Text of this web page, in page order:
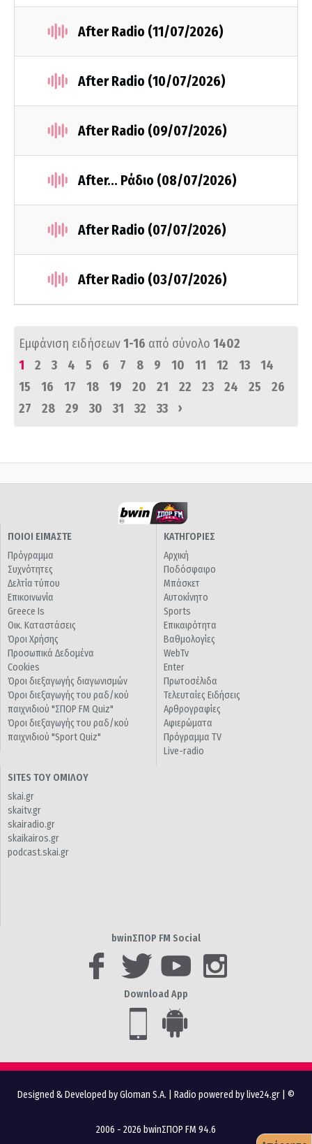
After Radio (11/07/2026)
After Radio (10/07/2026)
After Radio (09/07/2026)
After... Ράδιο (08/07/2026)
After Radio (07/07/2026)
After Radio (03/07/2026)
Εμφάνιση ειδήσεων1-16 από σύνολο 1402
1
2 3 4 5 6 7 8 9 10 11 12 13
14
15
16 17 18 19 20 21 22 23 24 25
26
27
28 29 30 31 32 33 ›
ΠΟΙΟΙ ΕΙΜΑΣΤΕ
Πρόγραμμα
Συχνότητες
Δελτία τύπου
Επικοινωνία
Greece Is
Οικ. Καταστάσεις
Όροι Χρήσης
Προσωπικά Δεδομένα
Cookies
Όροι διεξαγωγής διαγωνισμών
Όροι διεξαγωγής του ραδ/κού
παιχνιδιού "ΣΠΟΡ FM Quiz"
Όροι διεξαγωγής του ραδ/κού
παιχνιδιού "Sport Quiz"
ΚΑΤΗΓΟΡΙΕΣ
Αρχική
Ποδόσφαιρο
Μπάσκετ
Αυτοκίνητο
Sports
Επικαιρότητα
Βαθμολογίες
WebTv
Enter
Πρωτοσέλιδα
Τελευταίες Ειδήσεις
Αρθρογραφίες
Αφιερώματα
Πρόγραμμα TV
Live-radio
SITES ΤΟΥ ΟΜΙΛΟΥ
skai.gr
skaitv.gr
skairadio.gr
skaikairos.gr
podcast.skai.gr
bwinΣΠΟΡ FM Social
Download App
Designed & Developed by Gloman S.A. Radio powered by live24.gr | ©
2006 - 2026 bwinΣΠΟΡ FM 94.6